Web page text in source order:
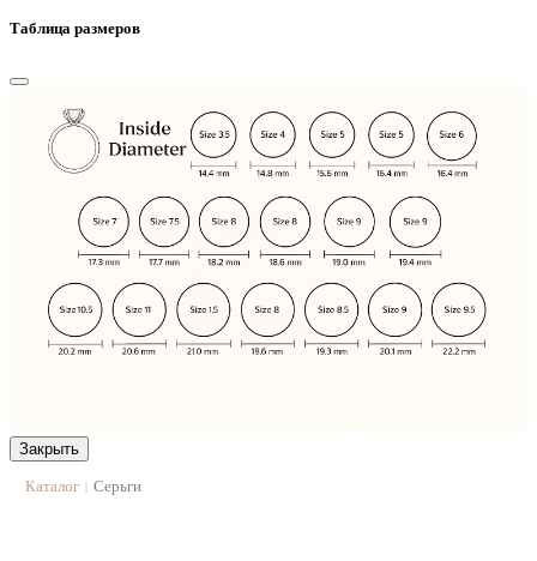
Таблица размеров
Закрыть
Каталог | Серьги